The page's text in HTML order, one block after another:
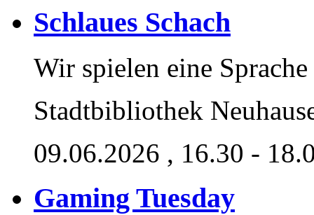
Schlaues Schach
Wir spielen eine Sprache
Stadtbibliothek
09.06.2026 , 16.30 -
Gaming Tuesday